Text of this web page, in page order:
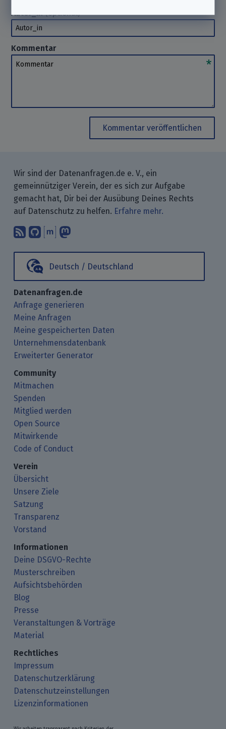
Autor_in(optional)
Autor_in
Kommentar
Kommentar
Kommentar veröffentlichen
Wir sind der Datenanfragen.de e. V., ein
gemeinnütziger Verein, der es sich zur Aufgabe
gemacht hat, Dir bei der Ausübung Deines Rechts
auf Datenschutz zu helfen. Erfahre mehr.
Abonniere unsere Blogbeiträge mit
Finde uns bei GitHub.
Unterhalte Dich mit uns über
Deutsch / Deutschland
Datenanfragen.de
Anfrage generieren
Meine Anfragen
Meine gespeicherten Daten
Unternehmensdatenbank
Erweiterter Generator
Community
Mitmachen
Spenden
Mitglied werden
Open Source
Mitwirkende
Code of Conduct
Verein
Übersicht
Unsere Ziele
Satzung
Transparenz
Vorstand
Informationen
Deine DSGVO-Rechte
Musterschreiben
Aufsichtsbehörden
Blog
Presse
Veranstaltungen & Vorträge
Material
Rechtliches
Impressum
Datenschutzerklärung
Datenschutzeinstellungen
Lizenzinformationen